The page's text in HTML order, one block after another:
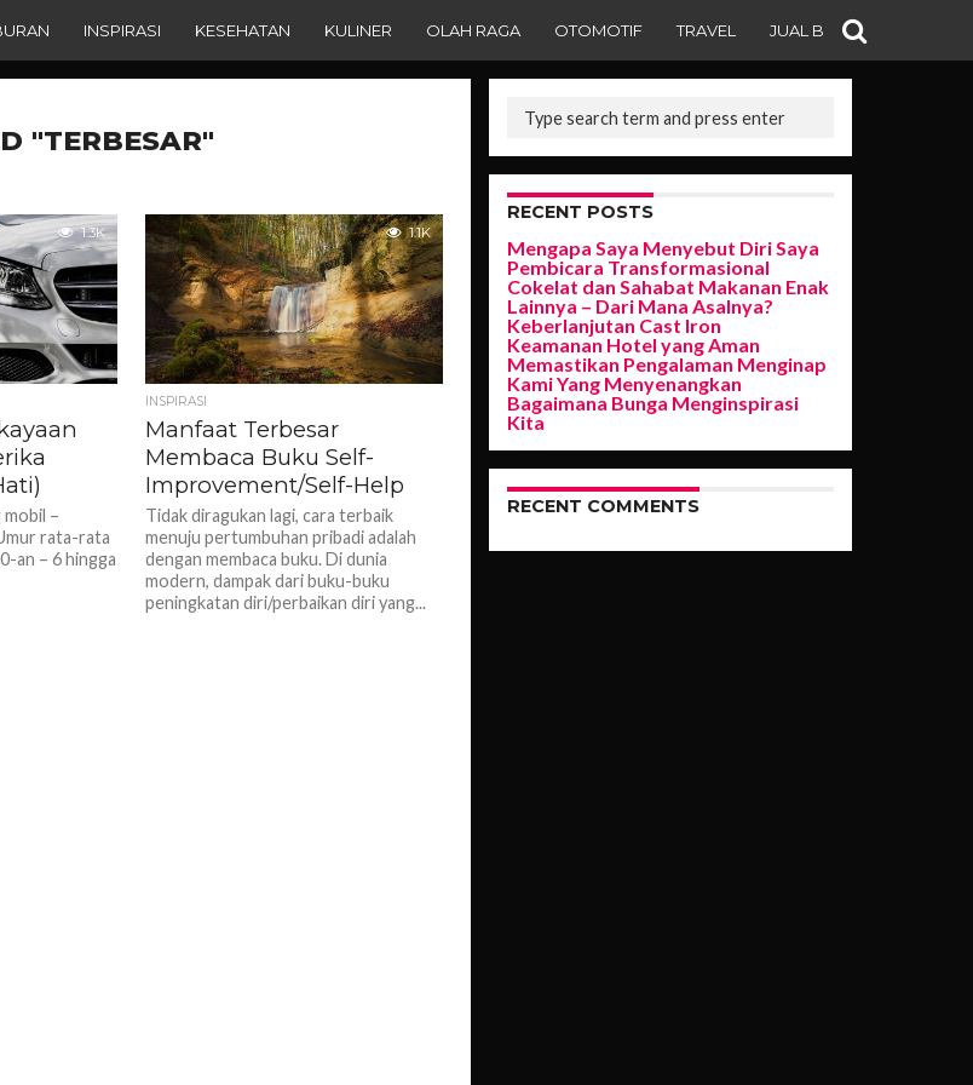
INSPIRASI KESEHATAN KULINER OLAH RAGA OTOMOTIF TRAVEL JUAL BELI
"TERBESAR"
1.3K
–
rata-rata
an – 6 hingga
1.1K
INSPIRASI
Manfaat Terbesar
Membaca Buku Self-
Improvement/Self-Help
Tidak diragukan lagi, cara terbaik
menuju pertumbuhan pribadi adalah
dengan membaca buku. Di dunia
modern, dampak dari buku-buku
peningkatan diri/perbaikan diri yang...
RECENT POSTS
Mengapa Saya Menyebut Diri Saya
Pembicara Transformasional
Cokelat dan Sahabat Makanan Enak
Lainnya – Dari Mana Asalnya?
Keberlanjutan Cast Iron
Keamanan Hotel yang Aman
Memastikan Pengalaman Menginap
Kami Yang Menyenangkan
Bagaimana Bunga Menginspirasi
Kita
RECENT COMMENTS